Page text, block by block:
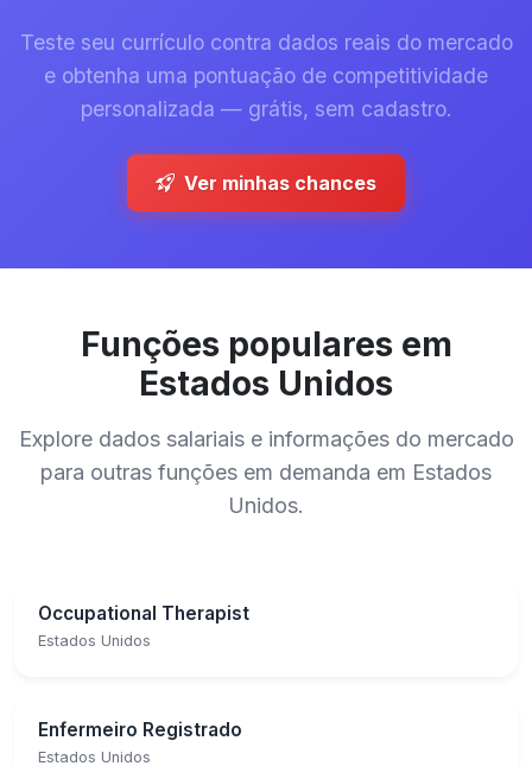
Teste seu currículo contra dados reais do mercado
e obtenha uma pontuação de competitividade
personalizada — grátis, sem cadastro.
Ver minhas chances
Funções populares em
Estados Unidos
Explore dados salariais e informações do mercado
para outras funções em demanda em Estados
Unidos.
Occupational Therapist
Estados Unidos
Enfermeiro Registrado
Estados Unidos